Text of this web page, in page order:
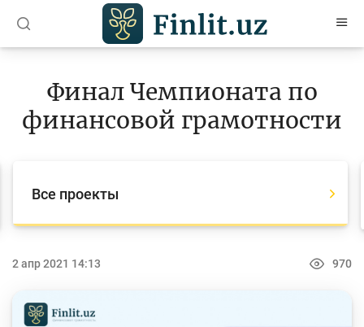
Статьи
Учебные материалы
Все проекты
World Savings day
Конкурсы
Финал Чемпионата по
финансовой грамотности
Все проекты
2 апр 2021 14:13 970